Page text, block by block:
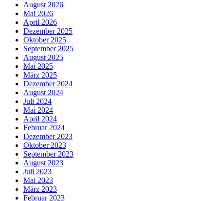
August 2026
Mai 2026
April 2026
Dezember 2025
Oktober 2025
September 2025
August 2025
Mai 2025
März 2025
Dezember 2024
August 2024
Juli 2024
Mai 2024
April 2024
Februar 2024
Dezember 2023
Oktober 2023
September 2023
August 2023
Juli 2023
Mai 2023
März 2023
Februar 2023